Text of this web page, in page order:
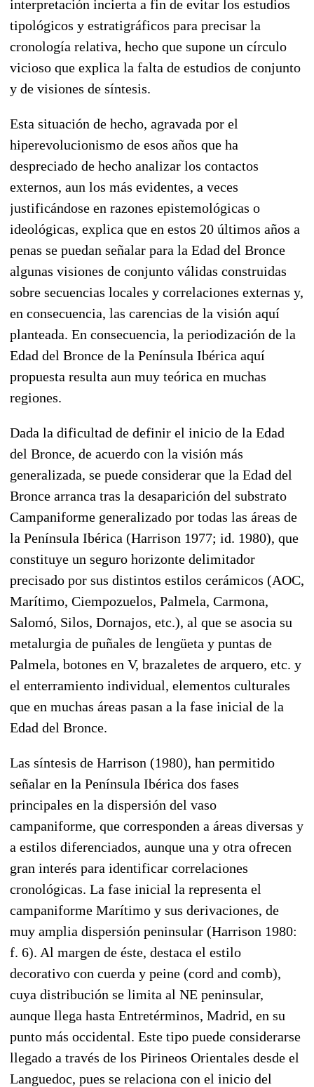
interpretación incierta a fin de evitar los estudios
tipológicos y estratigráficos para precisar la
cronología relativa, hecho que supone un círculo
vicioso que explica la falta de estudios de conjunto
y de visiones de síntesis.
Esta situación de hecho, agravada por el
hiperevolucionismo de esos años que ha
despreciado de hecho analizar los contactos
externos, aun los más evidentes, a veces
justificándose en razones epistemológicas o
ideológicas, explica que en estos 20 últimos años a
penas se puedan señalar para la Edad del Bronce
algunas visiones de conjunto válidas construidas
sobre secuencias locales y correlaciones externas y,
en consecuencia, las carencias de la visión aquí
planteada. En consecuencia, la periodización de la
Edad del Bronce de la Península Ibérica aquí
propuesta resulta aun muy teórica en muchas
regiones.
Dada la dificultad de definir el inicio de la Edad
del Bronce, de acuerdo con la visión más
generalizada, se puede considerar que la Edad del
Bronce arranca tras la desaparición del substrato
Campaniforme generalizado por todas las áreas de
la Península Ibérica (Harrison 1977; id. 1980), que
constituye un seguro horizonte delimitador
precisado por sus distintos estilos cerámicos (AOC,
Marítimo, Ciempozuelos, Palmela, Carmona,
Salomó, Silos, Dornajos, etc.), al que se asocia su
metalurgia de puñales de lengüeta y puntas de
Palmela, botones en V, brazaletes de arquero, etc. y
el enterramiento individual, elementos culturales
que en muchas áreas pasan a la fase inicial de la
Edad del Bronce.
Las síntesis de Harrison (1980), han permitido
señalar en la Península Ibérica dos fases
principales en la dispersión del vaso
campaniforme, que corresponden a áreas diversas y
a estilos diferenciados, aunque una y otra ofrecen
gran interés para identificar correlaciones
cronológicas. La fase inicial la representa el
campaniforme Marítimo y sus derivaciones, de
muy amplia dispersión peninsular (Harrison 1980:
f. 6). Al margen de éste, destaca el estilo
decorativo con cuerda y peine (cord and comb),
cuya distribución se limita al NE peninsular,
aunque llega hasta Entretérminos, Madrid, en su
punto más occidental. Este tipo puede considerarse
llegado a través de los Pirineos Orientales desde el
Languedoc, pues se relaciona con el inicio del